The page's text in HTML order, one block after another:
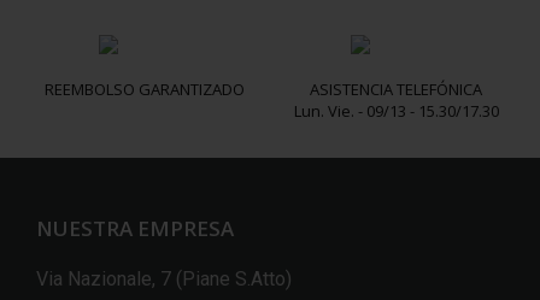
REEMBOLSO GARANTIZADO
ASISTENCIA TELEFÓNICA
Lun. Vie. - 09/13 - 15.30/17.30
NUESTRA EMPRESA
Via Nazionale, 7 (Piane S.Atto)